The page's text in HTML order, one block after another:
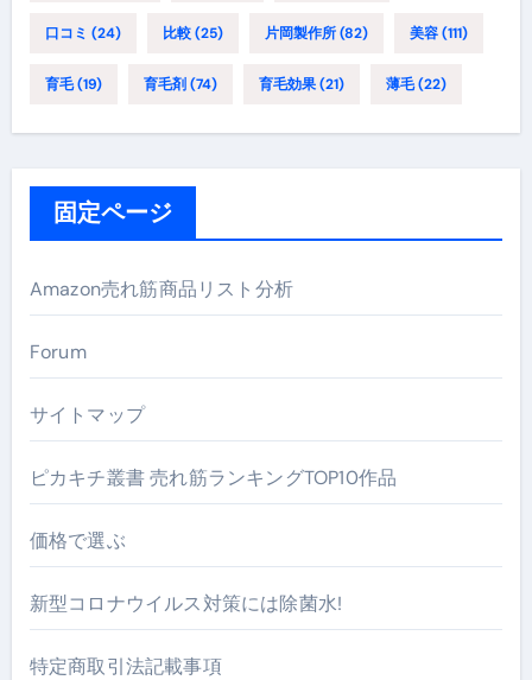
口コミ (24) 比較(25) 片岡製作所(82) 美容(111)
育毛(19) 育毛剤(74) 育毛効果(21) 薄毛(22)
固定ページ
Amazon売れ筋商品リスト分析
Forum
サイトマップ
ピカキチ叢書 売れ筋ランキングTOP10作品
価格で選ぶ
新型コロナウイルス対策には除菌水!
特定商取引法記載事項